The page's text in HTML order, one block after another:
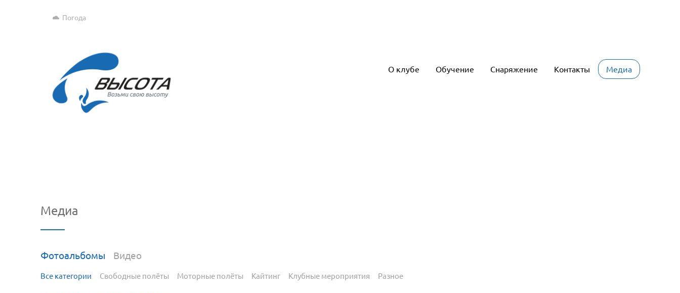
Погода
О клубе Обучение Снаряжение Контакты Медиа
Медиа
Фотоальбомы Видео
Все категории Свободные полёты Моторные полёты Кайтинг Клубные мероприятия Разное